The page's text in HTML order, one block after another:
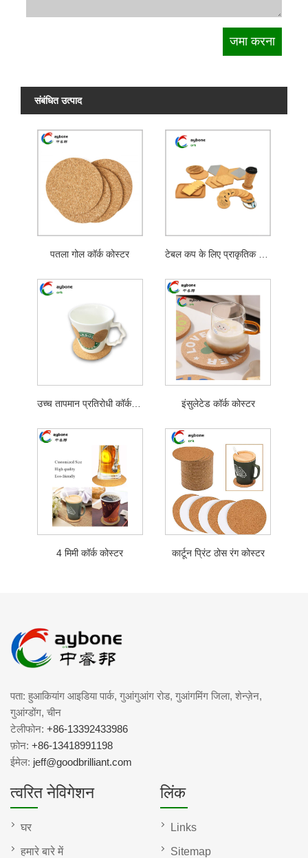
संबंधित उत्पाद
पतला गोल कॉर्क कोस्टर टेबल कप के लिए प्राकृतिक कॉर्क कोस्टर
उच्च तापमान प्रतिरोधी कॉर्क कोस्टर इंसुलेटेड कॉर्क कोस्टर
4 मिमी कॉर्क कोस्टर कार्टून प्रिंट ठोस रंग कोस्टर
पता: हुआकियांग आइडिया पार्क, गुआंगुआंग रोड, गुआंगमिंग जिला, शेन्ज़ेन,
गुआंग्डोंग, चीन
टेलीफोन: +86-13392433986
फ़ोन: +86-13418991198
ईमेल: jeff@goodbrilliant.com
त्वरित नेविगेशन
घर
हमारे बारे में
लिंक
Links
Sitemap